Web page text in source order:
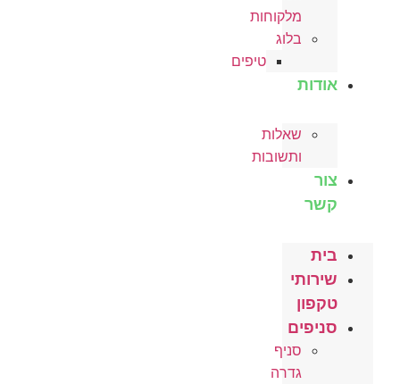
מלקוחות
בלוג
טיפים
אודות
שאלות
ותשובות
צור
קשר
בית
שירותי
טקפון
סניפים
סניף
גדרה